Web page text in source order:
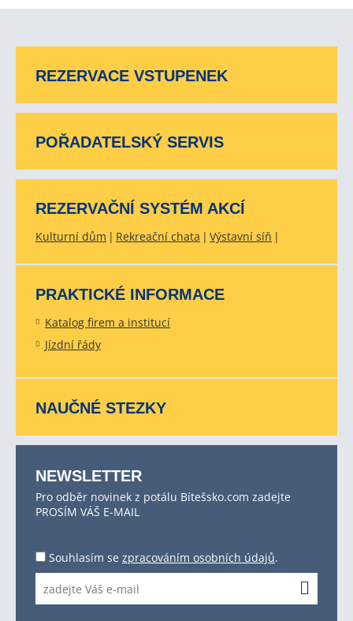
REZERVACE VSTUPENEK
POŘADATELSKÝ SERVIS
REZERVAČNÍ SYSTÉM AKCÍ
Kulturní dům Rekreační chata Výstavní síň
PRAKTICKÉ INFORMACE
Katalog firem a institucí
Jízdní řády
NAUČNÉ STEZKY
NEWSLETTER
Pro odběr novinek z potálu Bítešsko.com zadejte
PROSÍM VÁŠ E-MAIL
Souhlasím se zpracováním osobních údajů.